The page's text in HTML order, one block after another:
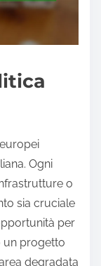
Ogni
o
sia cruciale
per
un progetto
degradata